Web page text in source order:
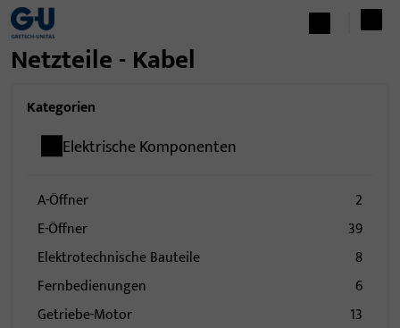
Netzteile - Kabel
Kategorien
Elektrische Komponenten
A-Öffner
2
E-Öffner
39
Elektrotechnische Bauteile
8
Fernbedienungen
6
Getriebe-Motor
13